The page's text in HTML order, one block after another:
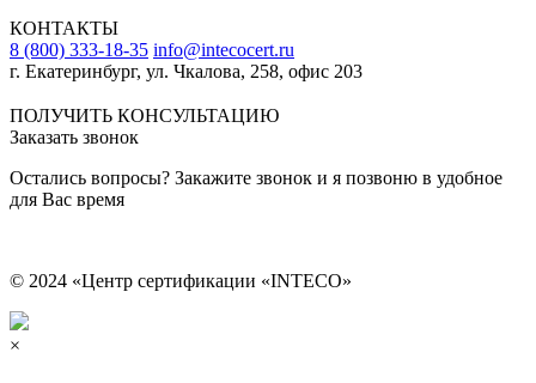
КОНТАКТЫ
8 (800) 333-18-35 info@intecocert.ru
г. Екатеринбург, ул. Чкалова, 258, офис 203
ПОЛУЧИТЬ КОНСУЛЬТАЦИЮ
Заказать звонок
Остались вопросы? Закажите звонок и я позвоню в удобное
для Вас время
© 2024 «Центр сертификации «INTECO»
×